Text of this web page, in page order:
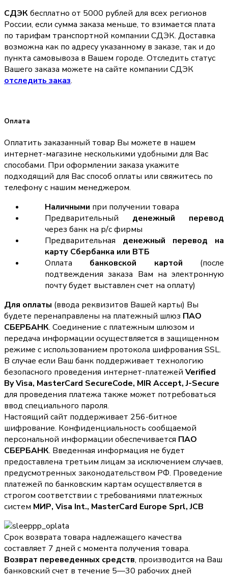
СДЭКбесплатно от 5000 рублей для всех регионов
России, если сумма заказа меньше, то взимается плата
по тарифам транспортной компании СДЭК. Доставка
возможна как по адресу указанному в заказе, так и до
пункта самовывоза в Вашем городе. Отследить статус
Вашего заказа можете на сайте компании СДЭК
отследить заказ.
Оплата
Оплатить заказанный товар Вы можете в нашем
интернет-магазине несколькими удобными для Вас
способами. При оформлении заказа укажите
подходящий для Вас способ оплаты или свяжитесь по
телефону с нашим менеджером.
Наличными при получении товара
Предварительный денежный перевод
через банк на р/с фирмы
Предварительная денежный перевод на
карту Сбербанка или ВТБ
Оплата банковской картой (после
подтвеждения заказа Вам на электронную
почту будет выставлен счет на оплату)
Для оплаты (ввода реквизитов Вашей карты) Вы
будете перенаправлены на платежный шлюз ПАО
СБЕРБАНК. Соединение с платежным шлюзом и
передача информации осуществляется в защищенном
режиме с использованием протокола шифрования SSL.
В случае если Ваш банк поддерживает технологию
безопасного проведения интернет-платежей Verified
By Visa, MasterCard SecureCode, MIR Accept, J-Secure
для проведения платежа также может потребоваться
ввод специального пароля.
Настоящий сайт поддерживает 256-битное
шифрование. Конфиденциальность сообщаемой
персональной информации обеспечивается ПАО
СБЕРБАНК. Введенная информация не будет
предоставлена третьим лицам за исключением случаев,
предусмотренных законодательством РФ. Проведение
платежей по банковским картам осуществляется в
строгом соответствии с требованиями платежных
систем МИР, Visa Int., MasterCard Europe Sprl, JCB
Срок возврата товара надлежащего качества
составляет 7 дней с момента получения товара.
Возврат переведенных средств, производится на Ваш
банковский счет в течение 5—30 рабочих дней